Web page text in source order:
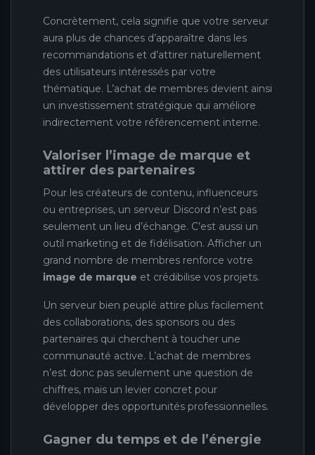
Concrètement, cela signifie que votre serveur
aura plus de chances d’apparaître dans les
recommandations et d’attirer naturellement
des utilisateurs intéressés par votre
thématique. L’achat de membres devient ainsi
un investissement stratégique qui améliore
indirectement votre référencement interne.
Valoriser l’image de marque et
attirer des partenaires
Pour les créateurs de contenu, influenceurs
ou entreprises, un serveur Discord n’est pas
seulement un lieu d’échange. C’est aussi un
outil marketing et de fidélisation. Afficher un
grand nombre de membres renforce votre
image de marque et crédibilise vos projets.
Un serveur bien peuplé attire plus facilement
des collaborations, des sponsors ou des
partenaires qui cherchent à toucher une
communauté active. L’achat de membres
n’est donc pas seulement une question de
chiffres, mais un levier concret pour
développer des opportunités professionnelles.
Gagner du temps et de l’énergie